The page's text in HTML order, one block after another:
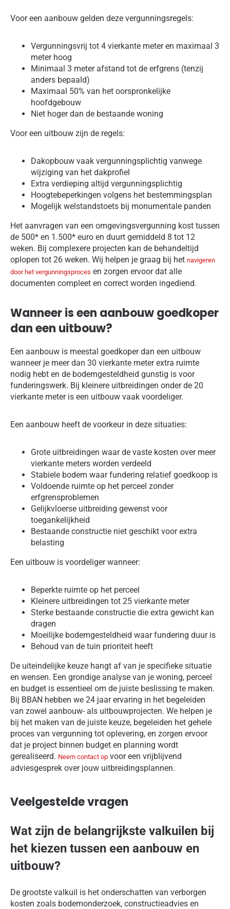
Voor een aanbouw gelden deze vergunningsregels:
Vergunningsvrij tot 4 vierkante meter en maximaal 3
meter hoog
Minimaal 3 meter afstand tot de erfgrens (tenzij
anders bepaald)
Maximaal 50% van het oorspronkelijke
hoofdgebouw
Niet hoger dan de bestaande woning
Voor een uitbouw zijn de regels:
Dakopbouw vaak vergunningsplichtig vanwege
wijziging van het dakprofiel
Extra verdieping altijd vergunningsplichtig
Hoogtebeperkingen volgens het bestemmingsplan
Mogelijk welstandstoets bij monumentale panden
Het aanvragen van een omgevingsvergunning kost tussen
de 500* en 1.500* euro en duurt gemiddeld 8 tot 12
weken. Bij complexere projecten kan de behandeltijd
oplopen tot 26 weken. Wij helpen je graag bij het navigeren
door het vergunningsproces en zorgen ervoor dat alle
documenten compleet en correct worden ingediend.
Wanneer is een aanbouw goedkoper
dan een uitbouw?
Een aanbouw is meestal goedkoper dan een uitbouw
wanneer je meer dan 30 vierkante meter extra ruimte
nodig hebt en de bodemgesteldheid gunstig is voor
funderingswerk. Bij kleinere uitbreidingen onder de 20
vierkante meter is een uitbouw vaak voordeliger.
Een aanbouw heeft de voorkeur in deze situaties:
Grote uitbreidingen waar de vaste kosten over meer
vierkante meters worden verdeeld
Stabiele bodem waar fundering relatief goedkoop is
Voldoende ruimte op het perceel zonder
erfgrensproblemen
Gelijkvloerse uitbreiding gewenst voor
toegankelijkheid
Bestaande constructie niet geschikt voor extra
belasting
Een uitbouw is voordeliger wanneer:
Beperkte ruimte op het perceel
Kleinere uitbreidingen tot 25 vierkante meter
Sterke bestaande constructie die extra gewicht kan
dragen
Moeilijke bodemgesteldheid waar fundering duur is
Behoud van de tuin prioriteit heeft
De uiteindelijke keuze hangt af van je specifieke situatie
en wensen. Een grondige analyse van je woning, perceel
en budget is essentieel om de juiste beslissing te maken.
Bij BBAN hebben we 24 jaar ervaring in het begeleiden
van zowel aanbouw- als uitbouwprojecten. We helpen je
bij het maken van de juiste keuze, begeleiden het gehele
proces van vergunning tot oplevering, en zorgen ervoor
dat je project binnen budget en planning wordt
gerealiseerd. Neem contact op voor een vrijblijvend
adviesgesprek over jouw uitbreidingsplannen.
Veelgestelde vragen
Wat zijn de belangrijkste valkuilen bij
het kiezen tussen een aanbouw en
uitbouw?
De grootste valkuil is het onderschatten van verborgen
kosten zoals bodemonderzoek, constructieadvies en